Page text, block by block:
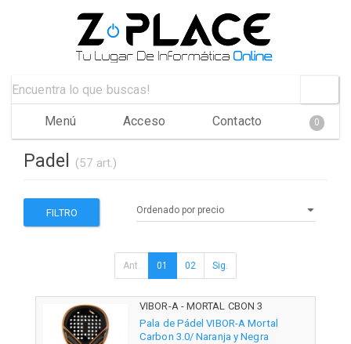
Menú Acceso Contacto 0
Padel (57 art.)
FILTRO
Ant. 01 02 Sig.
VIBOR-A - MORTAL CBON 3
Pala de Pádel VIBOR-A Mortal
Carbon 3.0/ Naranja y Negra